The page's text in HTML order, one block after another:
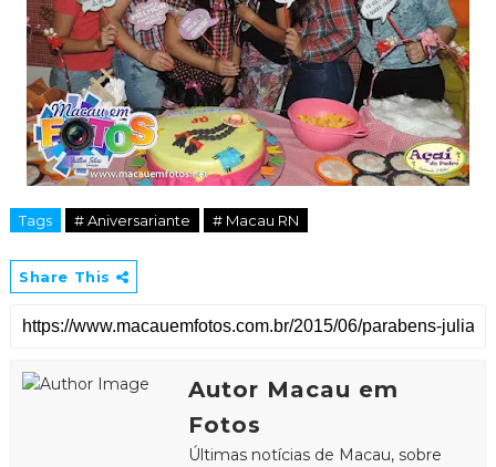
Tags # Aniversariante # Macau RN
Share This
Autor Macau em
Fotos
Últimas notícias de Macau, sobre